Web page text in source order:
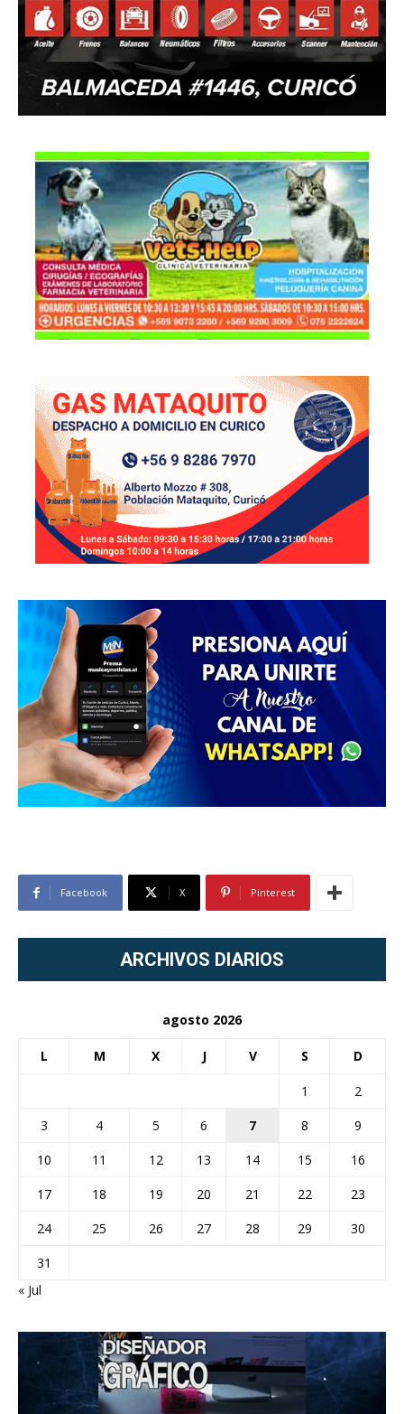
Facebook X Pinterest
ARCHIVOS DIARIOS
agosto 2026
L M X J V S D
1
2
3
4 5 6 7 8
9
10
11 12 13 14 15
16
17
18 19 20 21 22
23
24
25 26 27 28 29
30
31
« Jul